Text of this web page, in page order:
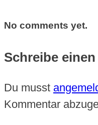
No comments yet.
Schreibe
Du musst
Kommentar